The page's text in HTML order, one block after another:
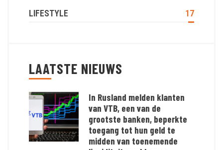
LIFESTYLE 17
LAATSTE NIEUWS
In Rusland melden klanten
van VTB, een van de
grootste banken, beperkte
toegang tot hun geld te
midden van toenemende